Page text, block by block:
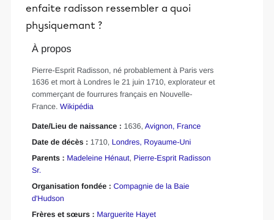
enfaite radisson ressembler a quoi
physiquemant ?